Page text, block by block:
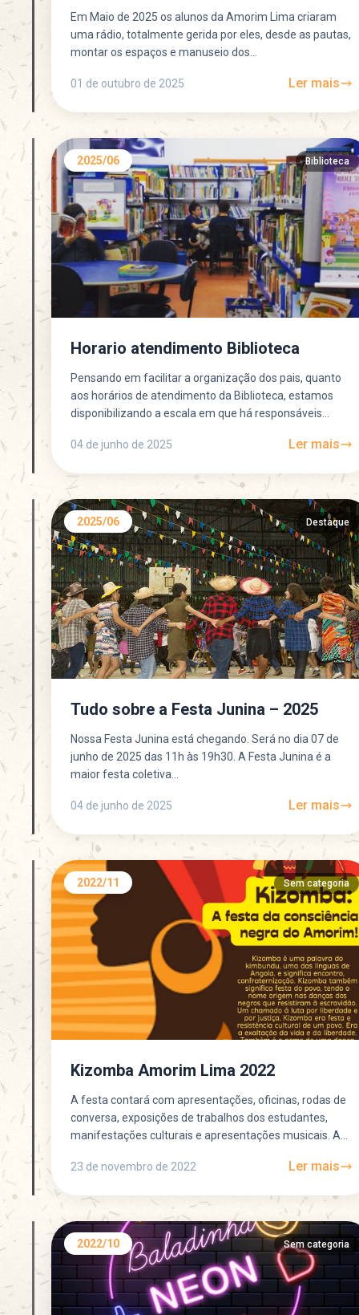
Em Maio de 2025 os alunos da Amorim Lima criaram
uma rádio, totalmente gerida por eles, desde as pautas,
montar os espaços e manuseio dos...
01 de outubro de 2025 Ler mais
2025/06 Biblioteca
Horario atendimento Biblioteca
Pensando em facilitar a organização dos pais, quanto
aos horários de atendimento da Biblioteca, estamos
disponibilizando a escala em que há responsáveis
04 de junho de 2025
Ler mais
2025/06 Destaque
Tudo sobre a Festa Junina – 2025
Nossa Festa Junina está chegando. Será no dia 07 de
junho de 2025 das 11h às 19h30. A Festa Junina é a
maior festa coletiva...
04 de junho de 2025 Ler mais
2022/11 Sem categoria
Kizomba Amorim Lima 2022
A festa contará com apresentações, oficinas, rodas de
conversa, exposições de trabalhos dos estudantes,
manifestações culturais e apresentações musicais. A
23 de novembro de 2022
Ler mais
2022/10 Sem categoria